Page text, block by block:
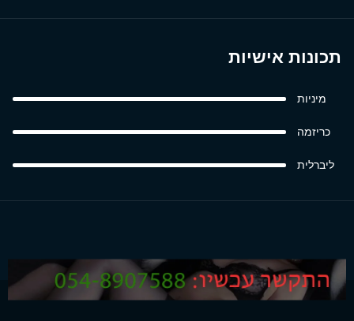
תכונות אישיות
מיניות
כריזמה
ליברלית